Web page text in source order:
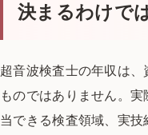
決まるわけで
超音波検査士の年収は
ものではありません。
当できる検査領域、実